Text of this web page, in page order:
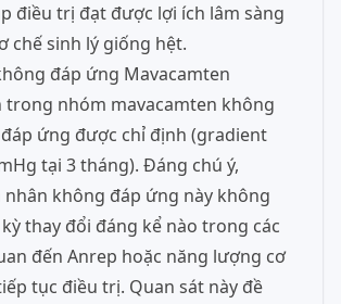
điều trị đạt được lợi ích lâm sàng
chế sinh lý giống hệt.
đáp ứng Mavacamten
trong nhóm mavacamten không
ứng được chỉ định (gradient
tại 3 tháng). Đáng chú ý,
không đáp ứng này không
thay đổi đáng kể nào trong các
đến Anrep hoặc năng lượng cơ
tục điều trị. Quan sát này đề